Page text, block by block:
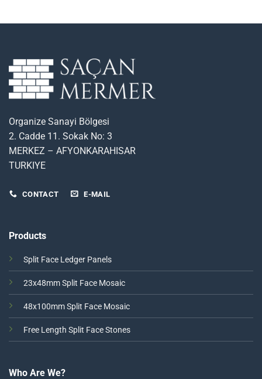
Organize Sanayi Bölgesi
2. Cadde 11. Sokak No: 3
MERKEZ – AFYONKARAHISAR
TURKIYE
CONTACT E-MAIL
Products
Split Face Ledger Panels
23x48mm Split Face Mosaic
48x100mm Split Face Mosaic
Free Length Split Face Stones
Who Are We?